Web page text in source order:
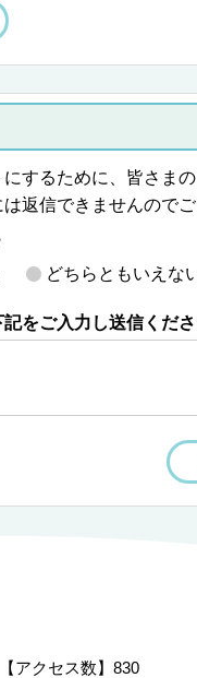
するために、皆さま
返信できませんのでご
どちらともいえな
をご入力し送信くださ
【アクセス数】 830